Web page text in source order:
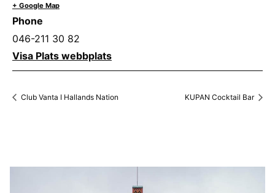
+ Google Map
Phone
046-211 30 82
Visa Plats webbplats
Club Vanta I Hallands Nation KUPAN Cocktail Bar